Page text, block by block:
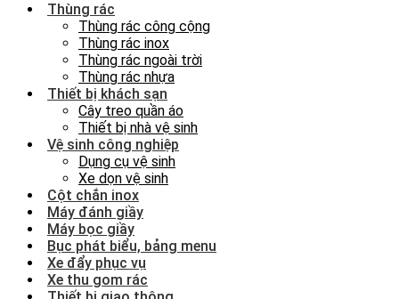
Thùng rác
Thùng rác công cộng
Thùng rác inox
Thùng rác ngoài trời
Thùng rác nhựa
Thiết bị khách sạn
Cây treo quần áo
Thiết bị nhà vệ sinh
Vệ sinh công nghiệp
Dụng cụ vệ sinh
Xe dọn vệ sinh
Cột chắn inox
Máy đánh giầy
Máy bọc giầy
Bục phát biểu, bảng menu
Xe đẩy phục vụ
Xe thu gom rác